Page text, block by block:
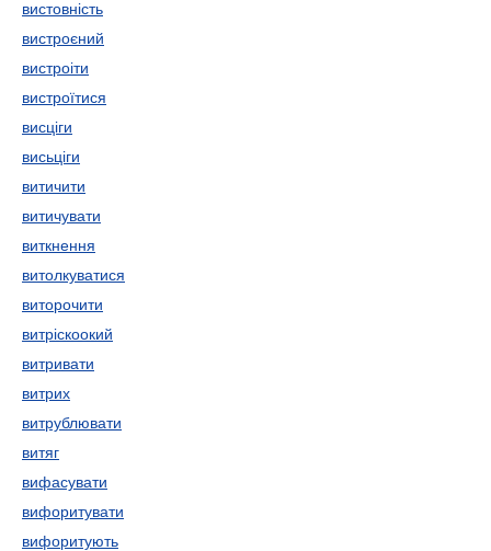
вистовність
вистроєний
вистроіти
вистроїтися
висціги
висьціги
витичити
витичувати
виткнення
витолкуватися
виторочити
витріскоокий
витривати
витрих
витрублювати
витяг
вифасувати
вифоритувати
вифоритують